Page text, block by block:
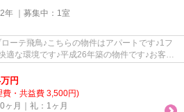
年 ｜募集中： 1室
ーテ飛鳥♪こちらの物件はアパートです♪1フ
適な環境です♪平成26年築の物件です♪お客様
万円
費・共益費 3,500円)
ヶ月｜礼：1ヶ月